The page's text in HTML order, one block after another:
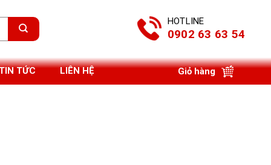
HOTLINE
0902 63 63 54
TỨC LIÊN HỆ Giỏ hàng